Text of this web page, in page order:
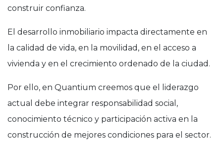
construir confianza.
El desarrollo inmobiliario impacta directamente en
la calidad de vida, en la movilidad, en el acceso a
vivienda y en el crecimiento ordenado de la ciudad.
Por ello, en Quantium creemos que el liderazgo
actual debe integrar responsabilidad social,
conocimiento técnico y participación activa en la
construcción de mejores condiciones para el sector.